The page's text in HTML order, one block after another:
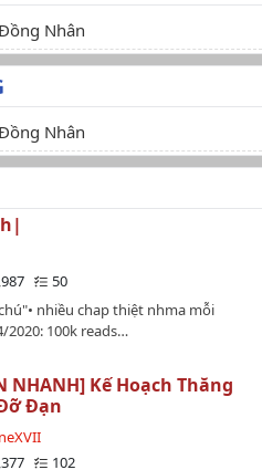
Nhân
Nhân
50
nhiều chap thiệt nhma mỗi
2020: 100k reads…
NHANH] Kế Hoạch Thăng
Đạn
102